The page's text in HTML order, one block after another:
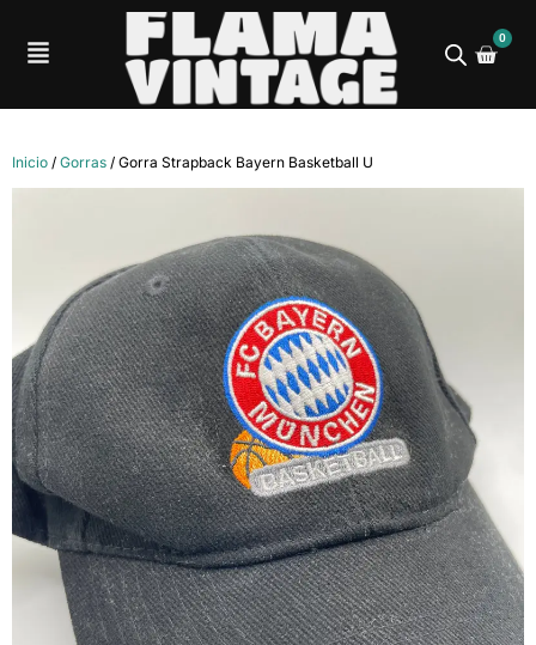
0
Inicio / Gorras / Gorra Strapback Bayern Basketball U